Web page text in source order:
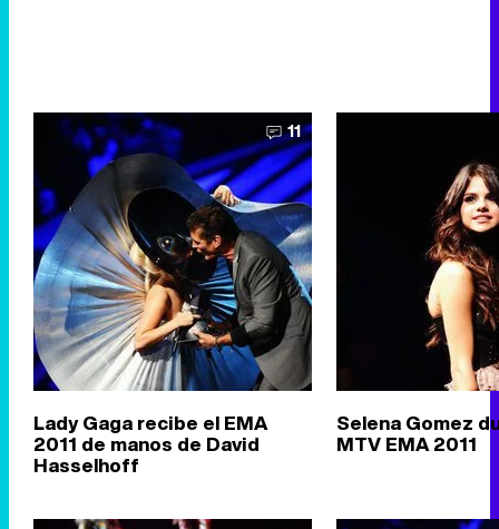
11
Lady Gaga recibe el EMA
2011 de manos de David
Hasselhoff
Selena Gomez
MTV EMA 2011